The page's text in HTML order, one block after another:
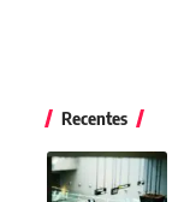
Recentes